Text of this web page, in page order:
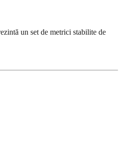
un set de metrici stabilite de